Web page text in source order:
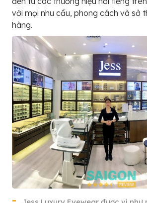
với mọi nhu cầu, phong cách và sở
hàng.